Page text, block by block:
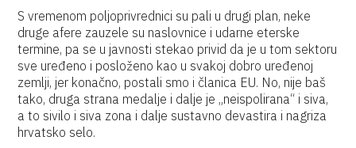
S vremenom poljoprivrednici su pali u drugi plan, neke
druge afere zauzele su naslovnice i udarne eterske
termine, pa se u javnosti stekao privid da je u tom sektoru
sve uređeno i posloženo kao u svakoj dobro uređenoj
zemlji, jer konačno, postali smo i članica EU. No, nije baš
tako, druga strana medalje i dalje je „neispolirana“ i siva,
a to sivilo i siva zona i dalje sustavno devastira i nagriza
hrvatsko selo.